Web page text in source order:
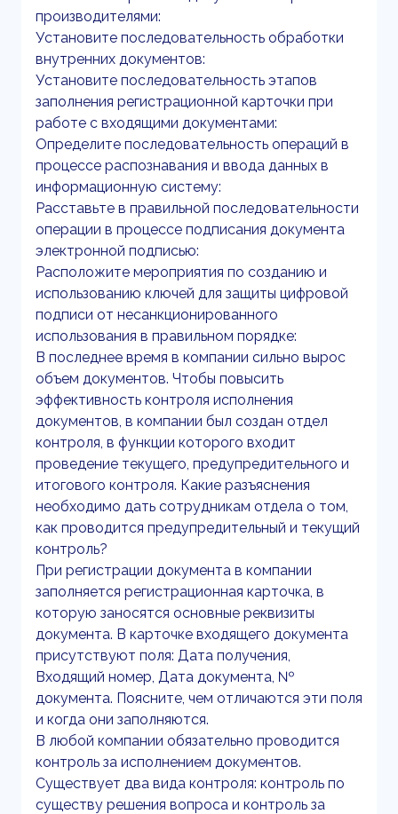
производителями:
Установите последовательность обработки
внутренних документов:
Установите последовательность этапов
заполнения регистрационной карточки при
работе с входящими документами:
Определите последовательность операций в
процессе распознавания и ввода данных в
информационную систему:
Расставьте в правильной последовательности
операции в процессе подписания документа
электронной подписью:
Расположите мероприятия по созданию и
использованию ключей для защиты цифровой
подписи от несанкционированного
использования в правильном порядке:
В последнее время в компании сильно вырос
объем документов. Чтобы повысить
эффективность контроля исполнения
документов, в компании был создан отдел
контроля, в функции которого входит
проведение текущего, предупредительного и
итогового контроля. Какие разъяснения
необходимо дать сотрудникам отдела о том,
как проводится предупредительный и текущий
контроль?
При регистрации документа в компании
заполняется регистрационная карточка, в
которую заносятся основные реквизиты
документа. В карточке входящего документа
присутствуют поля: Дата получения,
Входящий номер, Дата документа, №
документа. Поясните, чем отличаются эти поля
и когда они заполняются.
В любой компании обязательно проводится
контроль за исполнением документов.
Существует два вида контроля: контроль по
существу решения вопроса и контроль за